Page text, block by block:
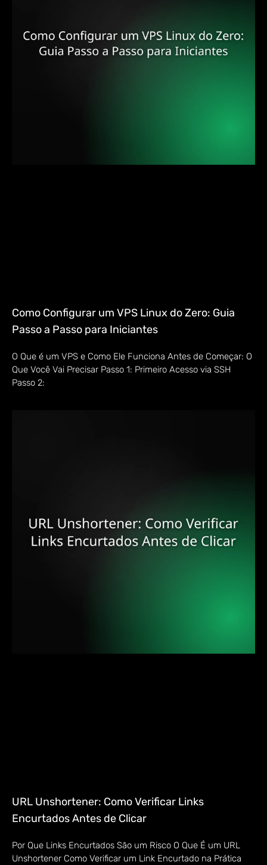
Como Configurar um VPS Linux do Zero: Guia
Passo a Passo para Iniciantes
O Que é um VPS e Como Ele Funciona Antes de Começar: O
Que Você Vai Precisar Passo 1: Primeiro Acesso via SSH
Passo 2:
URL Unshortener: Como Verificar Links
Encurtados Antes de Clicar
Por Que Links Encurtados São um Risco O Que É um URL
Unshortener Como Verificar um Link Encurtado na Prática